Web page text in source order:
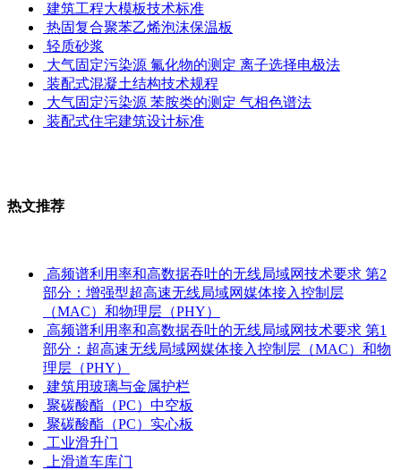
建筑工程大模板技术标准
热固复合聚苯乙烯泡沫保温板
轻质砂浆
大气固定污染源 氟化物的测定 离子选择电极法
装配式混凝土结构技术规程
大气固定污染源 苯胺类的测定 气相色谱法
装配式住宅建筑设计标准
热文推荐
高频谱利用率和高数据吞吐的无线局域网技术要求 第2
部分：增强型超高速无线局域网媒体接入控制层
（MAC）和物理层（PHY）
高频谱利用率和高数据吞吐的无线局域网技术要求 第1
部分：超高速无线局域网媒体接入控制层（MAC）和物
理层（PHY）
建筑用玻璃与金属护栏
聚碳酸酯（PC）中空板
聚碳酸酯（PC）实心板
工业滑升门
上滑道车库门